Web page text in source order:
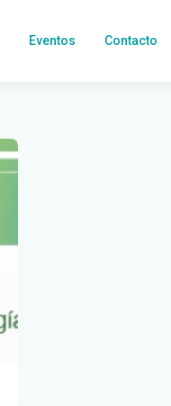
Eventos Contacto